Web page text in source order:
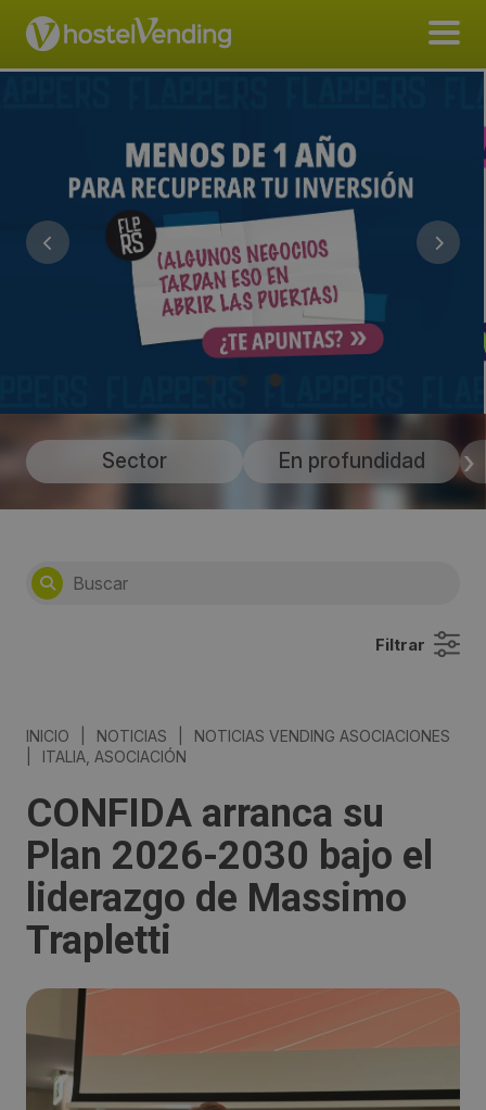
Sector En profundidad
Filtrar
INICIO NOTICIAS
NOTICIAS VENDING ASOCIACIONES
ITALIA, ASOCIACIÓN
CONFIDA arranca su
Plan 2026-2030 bajo el
liderazgo de Massimo
Trapletti